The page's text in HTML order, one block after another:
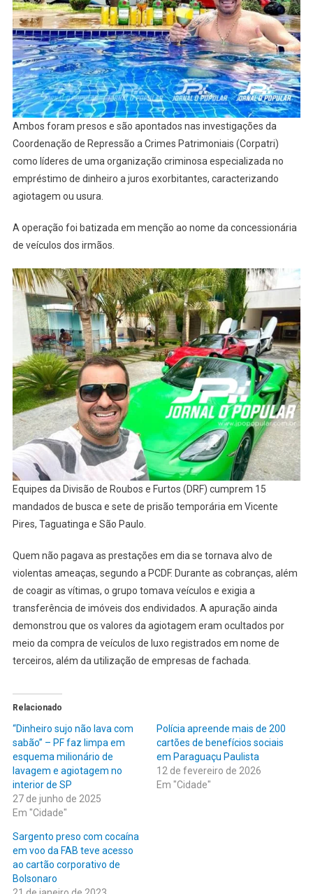
Ambos foram presos e são apontados nas investigações da
Coordenação de Repressão a Crimes Patrimoniais (Corpatri)
como líderes de uma organização criminosa especializada no
empréstimo de dinheiro a juros exorbitantes, caracterizando
agiotagem ou usura.
A operação foi batizada em menção ao nome da concessionária
de veículos dos irmãos.
Equipes da Divisão de Roubos e Furtos (DRF) cumprem 15
mandados de busca e sete de prisão temporária em Vicente
Pires, Taguatinga e São Paulo.
Quem não pagava as prestações em dia se tornava alvo de
violentas ameaças, segundo a PCDF. Durante as cobranças, além
de coagir as vítimas, o grupo tomava veículos e exigia a
transferência de imóveis dos endividados. A apuração ainda
demonstrou que os valores da agiotagem eram ocultados por
meio da compra de veículos de luxo registrados em nome de
terceiros, além da utilização de empresas de fachada.
Relacionado
“Dinheiro sujo não lava com
sabão” – PF faz limpa em
esquema milionário de
lavagem e agiotagem no
interior de SP
27 de junho de 2025
Em "Cidade"
Polícia apreende mais de 200
cartões de benefícios sociais
em Paraguaçu Paulista
12 de fevereiro de 2026
Em "Cidade"
Sargento preso com cocaína
em voo da FAB teve acesso
ao cartão corporativo de
Bolsonaro